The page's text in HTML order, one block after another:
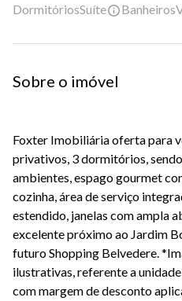
DormitóriosSuíte Banheiros
Sobre o imóvel
Foxter Imobiliária oferta para
privativos, 3 dormitórios,
ambientes, espago gourmet
cozinha, área de serviço
estendido, janelas com ampla
excelente próximo ao Jardim
futuro Shopping Belvedere.
ilustrativas, referente a
com margem de desconto